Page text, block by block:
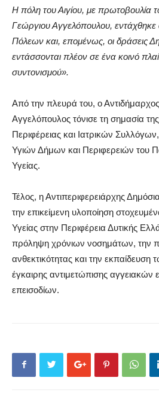
Η πόλη του Αιγίου, με πρωτοβουλία
Γεώργιου Αγγελόπουλου, εντάχθηκε
Πόλεων και, επομένως, οι δράσεις
εντάσσονται πλέον σε ένα κοινό
συντονισμού».
Από την πλευρά του, ο
Αγγελόπουλος τόνισε τη σημασία
Περιφέρειας και Ιατρικών
Υγιών Δήμων και Περιφερειών του
Υγείας.
Τέλος, η Αντιπεριφερειάρχης
την επικείμενη υλοποίηση
Υγείας στην Περιφέρεια Δυτικής
πρόληψη χρόνιων νοσημάτων, την
ανθεκτικότητας και την εκπαίδευση
έγκαιρης αντιμετώπισης αγγειακών
επεισοδίων.